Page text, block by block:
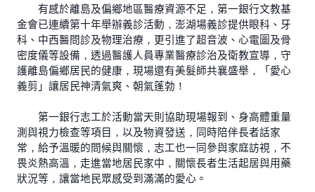
有感於離島及偏鄉地區醫療資源不足，第一銀行文教基
金會已連續第十年舉辦義診活動，澎湖場義診提供眼科、牙
科、中西醫問診及物理治療，更引進了超音波、心電圖及骨
密度儀等設備，透過醫護人員專業醫療診治及衛教宣導，守
護離島偏鄉居民的健康，現場還有美髮師共襄盛舉，「愛心
義剪」讓居民神清氣爽、朝氣蓬勃！
第一銀行志工於活動當天則協助現場報到、身高體重量
測與視力檢查等項目，以及物資發送，同時陪伴長者話家
常，給予溫暖的問候與關懷，志工也一同參與家庭訪視，不
畏炎熱高溫，走進當地居民家中，關懷長者生活起居與用藥
狀況等，讓當地民眾感受到滿滿的愛心。